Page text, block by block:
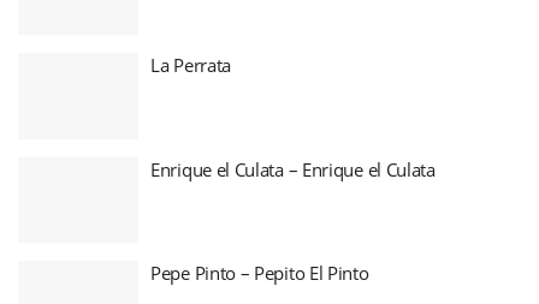
La Perrata
Enrique el Culata – Enrique el Culata
Pepe Pinto – Pepito El Pinto